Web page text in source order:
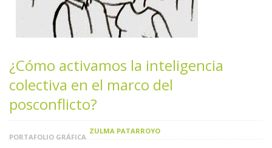
¿Cómo activamos la inteligencia
colectiva en el marco del
posconflicto?
PORTAFOLIO GRÁFICA
ZULMA PATARROYO